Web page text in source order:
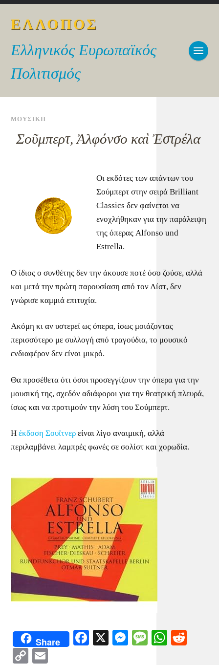
ΕΛΛΟΠΟΣ
Ελληνικός Ευρωπαϊκός
Πολιτισμός
ΜΟΥΣΙΚΗ
Σοῦμπερτ, Ἀλφόνσο καὶ Ἐστρέλα
Οι εκδότες των απάντων του
Σούμπερτ στην σειρά Brilliant
Classics δεν φαίνεται να
ενοχλήθηκαν για την παράλειψη
της όπερας Alfonso und
Estrella.
Ο ίδιος ο συνθέτης δεν την άκουσε ποτέ όσο ζούσε, αλλά
και μετά την πρώτη παρουσίαση από τον Λίστ, δεν
γνώρισε καμμιά επιτυχία.
Ακόμη κι αν υστερεί ως όπερα, ίσως μοιάζοντας
περισσότερο με συλλογή από τραγούδια, το μουσικό
ενδιαφέρον δεν είναι μικρό.
Θα προσέθετα ότι όσοι προσεγγίζουν την όπερα για την
μουσική της, σχεδόν αδιάφοροι για την θεατρική πλευρά,
ίσως και να προτιμούν την λύση του Σούμπερτ.
Ηέκδοση Σουΐτνερ είναι λίγο αναιμική, αλλά
περιλαμβάνει λαμπρές φωνές σε σολίστ και χορωδία.
Share Facebook
X Messenger
Message
Copy